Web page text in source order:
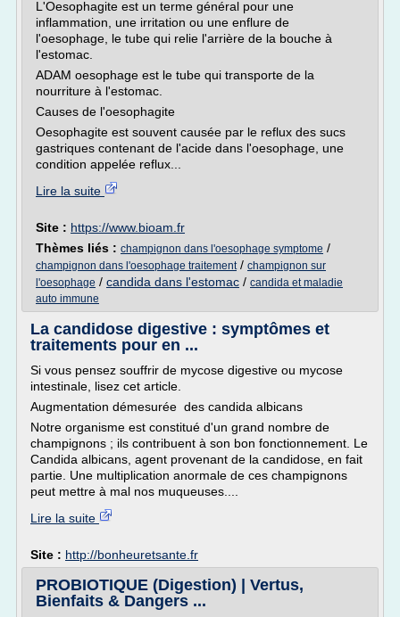
L'Oesophagite est un terme général pour une
inflammation, une irritation ou une enflure de
l'oesophage, le tube qui relie l'arrière de la bouche à
l'estomac.
ADAM oesophage est le tube qui transporte de la
nourriture à l'estomac.
Causes de l'oesophagite
Oesophagite est souvent causée par le reflux des sucs
gastriques contenant de l'acide dans l'oesophage, une
condition appelée reflux...
Lire la suite
Site : https://www.bioam.fr
Thèmes liés : champignon dans l'oesophage symptome /
champignon dans l'oesophage traitement/ champignon sur
l'oesophage / candida dans l'estomac / candida et maladie
auto immune
La candidose digestive : symptômes et
traitements pour en ...
Si vous pensez souffrir de mycose digestive ou mycose
intestinale, lisez cet article.
Augmentation démesurée des candida albicans
Notre organisme est constitué d'un grand nombre de
champignons ; ils contribuent à son bon fonctionnement. Le
Candida albicans, agent provenant de la candidose, en fait
partie. Une multiplication anormale de ces champignons
peut mettre à mal nos muqueuses....
Lire la suite
Site : http://bonheuretsante.fr
PROBIOTIQUE (Digestion) | Vertus,
Bienfaits & Dangers ...